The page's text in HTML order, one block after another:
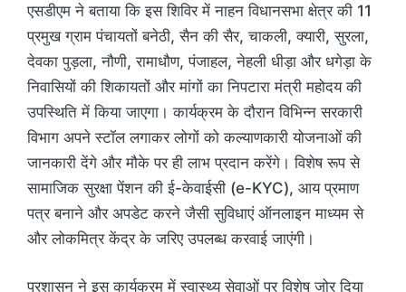
एसडीएम ने बताया कि इस शिविर में नाहन विधानसभा क्षेत्र की 11
प्रमुख ग्राम पंचायतों बनेठी, सैन की सैर, चाकली, क्यारी, सुरला,
देवका पुड़ला, नौणी, रामाधौण, पंजाहल, नेहली धीड़ा और धगेड़ा के
निवासियों की शिकायतों और मांगों का निपटारा मंत्री महोदय की
उपस्थिति में किया जाएगा। कार्यक्रम के दौरान विभिन्न सरकारी
विभाग अपने स्टॉल लगाकर लोगों को कल्याणकारी योजनाओं की
जानकारी देंगे और मौके पर ही लाभ प्रदान करेंगे। विशेष रूप से
सामाजिक सुरक्षा पेंशन की ई-केवाईसी (e-KYC), आय प्रमाण
पत्र बनाने और अपडेट करने जैसी सुविधाएं ऑनलाइन माध्यम से
और लोकमित्र केंद्र के जरिए उपलब्ध करवाई जाएंगी।
प्रशासन ने इस कार्यक्रम में स्वास्थ्य सेवाओं पर विशेष जोर दिया